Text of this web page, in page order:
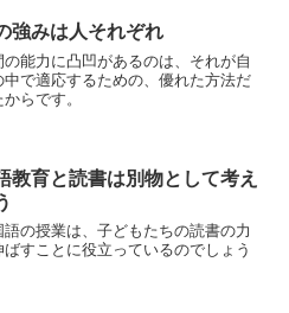
すね。 頂点は全部で...
強みは人それぞれ
の能力に凸凹があるのは、それが自
中で適応するための、優れた方法だ
らです。
教育と読書は別物として考え
の授業は、子どもたちの読書の力
ばすことに役立っているのでしょう